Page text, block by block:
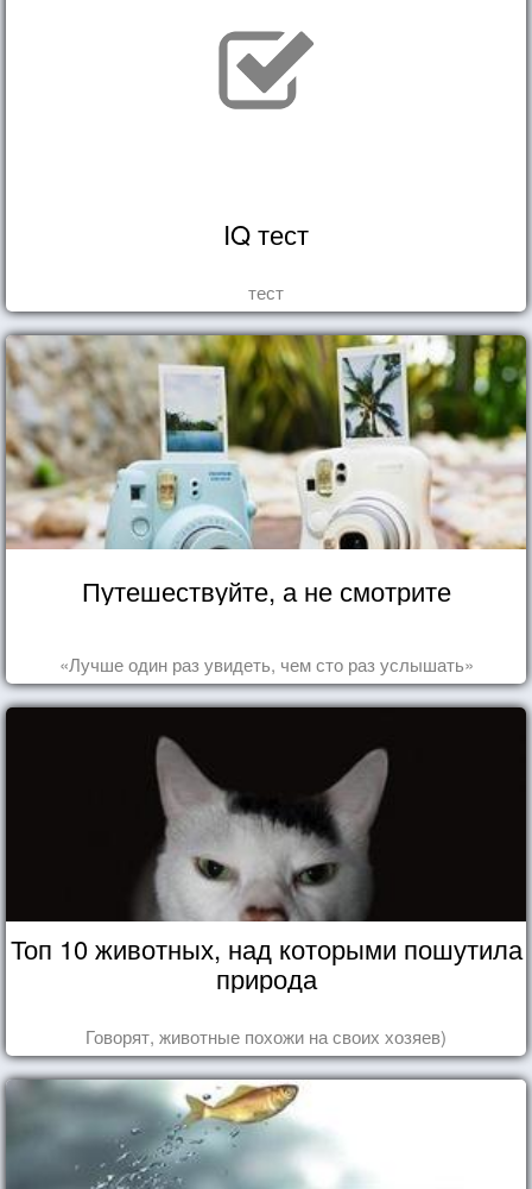
IQ тест
тест
Путешествуйте, а не смотрите
«Лучше один раз увидеть, чем сто раз услышать»
Топ 10 животных, над которыми пошутила
природа
Говорят, животные похожи на своих хозяев)